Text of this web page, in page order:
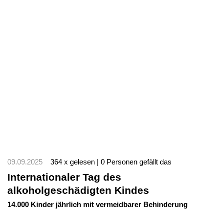
09.09.2025 364 x gelesen | 0 Personen gefällt das
Internationaler Tag des
alkoholgeschädigten Kindes
14.000 Kinder jährlich mit vermeidbarer Behinderung